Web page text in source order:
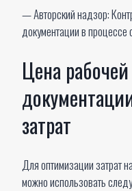
— Авторский надзор:
документации в процессе
Цена
затрат
Для оптимизации затрат
можно использовать